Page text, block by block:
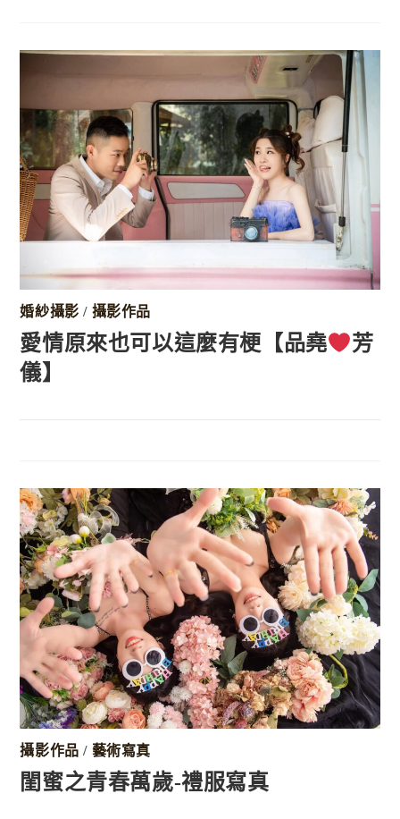
婚紗攝影 / 攝影作品
愛情原來也可以這麼有梗【品堯
芳
儀】
攝影作品 / 藝術寫真
閨蜜之青春萬歲-禮服寫真